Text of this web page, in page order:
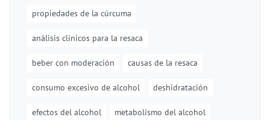
propiedades de la cúrcuma
análisis clínicos para la resaca
beber con moderación causas de la resaca
consumo excesivo de alcohol deshidratación
efectos del alcohol metabolismo del alcohol